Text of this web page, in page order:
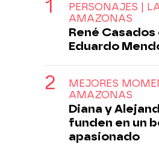
PERSONAJES |
AMAZONAS
René Casados
Eduardo
MEJORES
AMAZONAS
Diana y
funden en un
apasionado